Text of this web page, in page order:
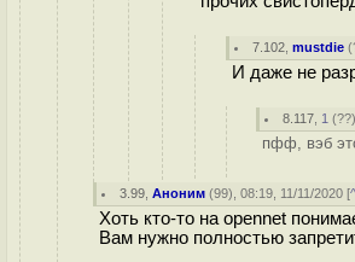
7.102 ,mustdie (
И даже не
8.117 1 (??
пфф, вэб
3.99 ,Аноним (99), 08:19, 11/11/2020 [
Хоть кто-то на opennet
Вам нужно полностью